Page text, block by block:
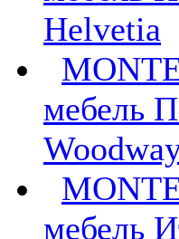
Helvetia
мебель
мебель